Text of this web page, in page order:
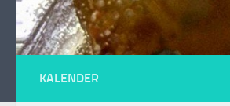
KALENDER